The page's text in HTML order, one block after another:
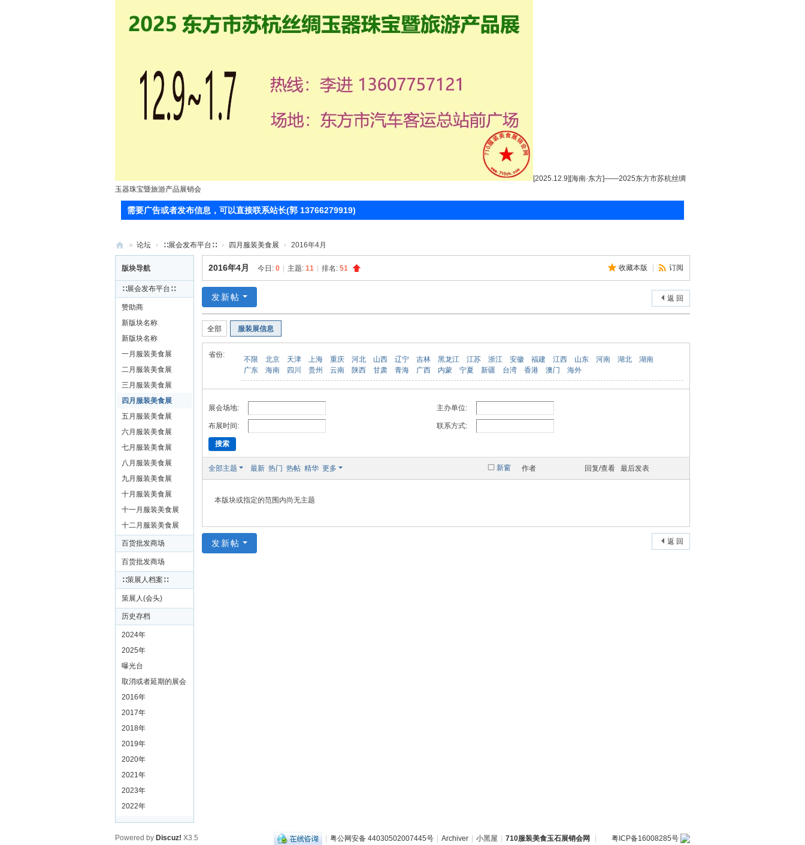
[2025.12.9][海南·东方]——2025东方市苏杭丝绸
玉器珠宝暨旅游产品展销会
需要广告或者发布信息，可以直接联系站长(郭 13766279919)
0
服
玉
石
展
销
会
» 论坛 › ∷展会发布平台∷ › 四月服装美食展 › 2016年4月
版块导航
∷展会发布平台∷
赞助商
新版块名称
新版块名称
一月服装美食展
二月服装美食展
三月服装美食展
四月服装美食展
五月服装美食展
六月服装美食展
七月服装美食展
八月服装美食展
九月服装美食展
十月服装美食展
十一月服装美食展
十二月服装美食展
百货批发商场
百货批发商场
∷策展人档案∷
策展人(会头)
历史存档
2024年
2025年
曝光台
取消或者延期的展会
2016年
2017年
2018年
2019年
2020年
2021年
2023年
2022年
收藏本版 | 订阅
2016年4月 今日: 0 | 主题: 11 | 排名: 51
返 回
发新帖
全部 服装展信息
省份:
不限 北京 天津 上海 重庆 河北 山西 辽宁 吉林 黑龙江 江苏 浙江 安徽 福建 江西 山东 河南 湖北
湖南
广东
海南 四川 贵州 云南 陕西 甘肃 青海 广西 内蒙 宁夏 新疆 台湾 香港 澳门 海外
展会场地: 主办单位:
布展时间: 联系方式:
搜索
新窗
全部主题 最新 热门 热帖 精华 更多 作者 回复/查看 最后发表
本版块或指定的范围内尚无主题
返 回
发新帖
| 粤公网安备 44030502007445号 | Archiver | 小黑屋 | 710服装美食玉石展销会网 | 粤ICP备16008285号
Powered by Discuz! X3.5